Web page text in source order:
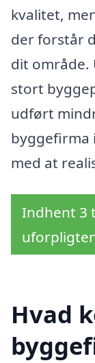
kvalitet,
der forstår
dit område.
stort
udført
byggefirma
med at
Indhent 3
Hvad